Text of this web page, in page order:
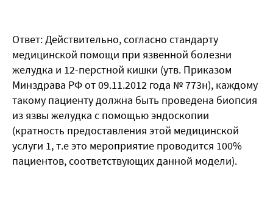
Ответ: Действительно, согласно стандарту
медицинской помощи при язвенной болезни
желудка и 12-перстной кишки (утв. Приказом
Минздрава РФ от 09.11.2012 года № 773н), каждому
такому пациенту должна быть проведена биопсия
из язвы желудка с помощью эндоскопии
(кратность предоставления этой медицинской
услуги 1, т.е это мероприятие проводится 100%
пациентов, соответствующих данной модели).